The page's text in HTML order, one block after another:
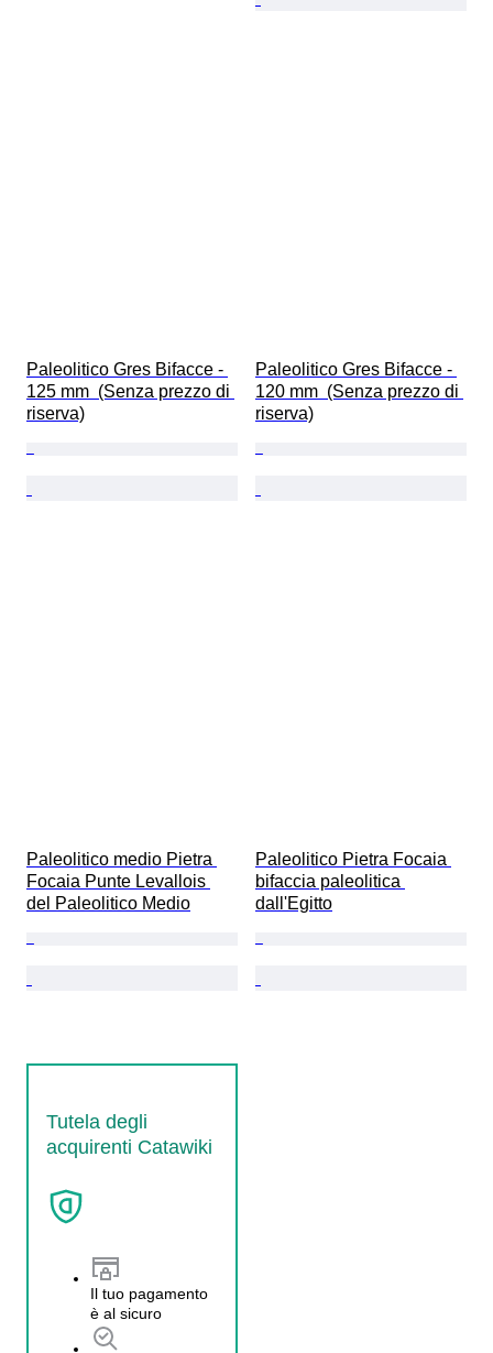
Paleolitico Gres Bifacce -
125 mm  (Senza prezzo di
riserva)
Paleolitico Gres Bifacce -
120 mm  (Senza prezzo di
riserva)
Paleolitico medio Pietra
Focaia Punte Levallois
del Paleolitico Medio
Paleolitico Pietra Focaia
bifaccia paleolitica
dall'Egitto
Tutela degli
acquirenti Catawiki
Il tuo pagamento
è al sicuro